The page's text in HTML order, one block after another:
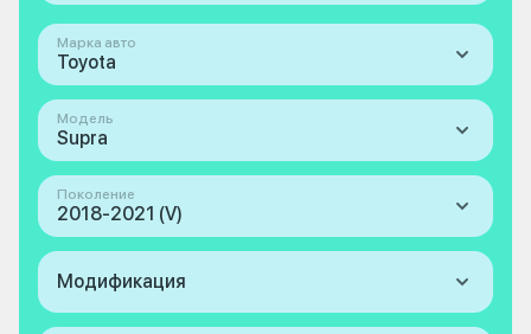
Марка авто
Toyota
Модель
Supra
Поколение
2018-2021 (V)
Модификация